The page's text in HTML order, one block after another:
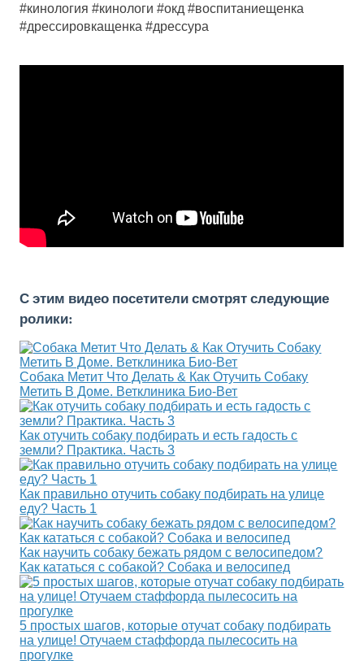
#кинология #кинологи #окд #воспитаниещенка
#дрессировкащенка #дрессура
С этим видео посетители смотрят следующие
ролики:
Собака Метит Что Делать & Как Отучить Собаку
Метить В Доме. Ветклиника Био-Вет
Как отучить собаку подбирать и есть гадость с
земли? Практика. Часть 3
Как правильно отучить собаку подбирать на улице
еду? Часть 1
Как научить собаку бежать рядом с велосипедом?
Как кататься с собакой? Собака и велосипед
5 простых шагов, которые отучат собаку подбирать
на улице! Отучаем стаффорда пылесосить на
прогулке